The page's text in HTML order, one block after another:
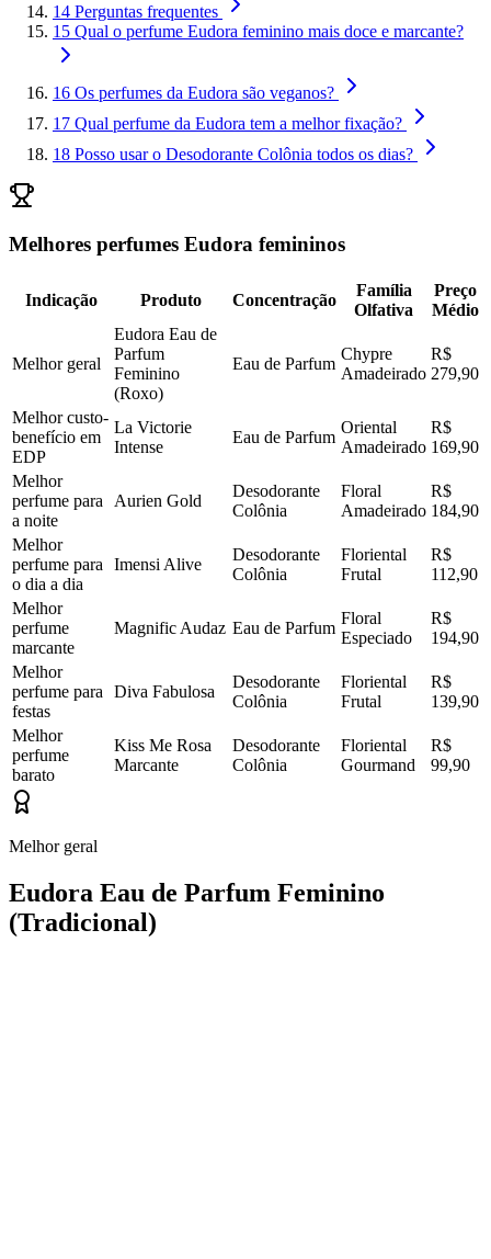
14 Perguntas frequentes
15 Qual o perfume Eudora feminino mais doce e marcante?
16 Os perfumes da Eudora são veganos?
17 Qual perfume da Eudora tem a melhor fixação?
18 Posso usar o Desodorante Colônia todos os dias?
Melhores perfumes Eudora femininos
Indicação Produto Concentração
Família
Olfativa
Preço
Médio
Melhor geral
Eudora Eau de
Parfum
Feminino
(Roxo)
Eau de Parfum
Chypre
Amadeirado
R$
279,90
Melhor custo-
benefício em
EDP
La Victorie
Intense
Eau de Parfum
Oriental
Amadeirado
R$
169,90
Melhor
perfume para
a noite
Aurien Gold
Desodorante
Colônia
Floral
Amadeirado
R$
184,90
Melhor
perfume para
o dia a dia
Imensi Alive
Desodorante
Colônia
Floriental
Frutal
R$
112,90
Melhor
perfume
marcante
Magnific Audaz Eau de Parfum
Floral
Especiado
R$
194,90
Melhor
perfume para
festas
Diva Fabulosa
Desodorante
Colônia
Floriental
Frutal
R$
139,90
Melhor
perfume
barato
Kiss Me Rosa
Marcante
Desodorante
Colônia
Floriental
Gourmand
R$
99,90
Melhor geral
Eudora Eau de Parfum Feminino
(Tradicional)